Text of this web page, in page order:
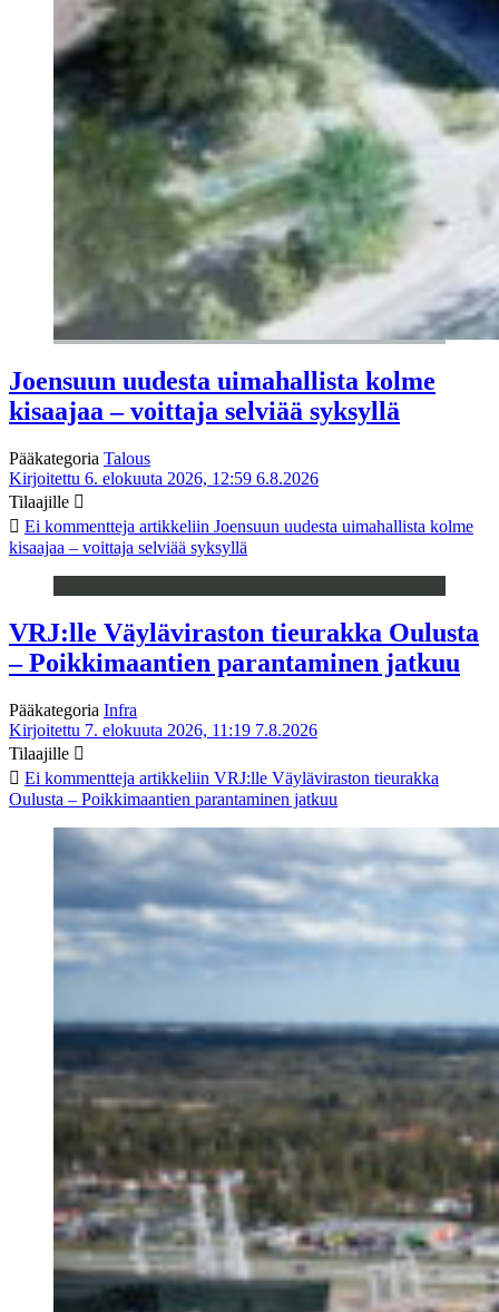
Joensuun uudesta uimahallista kolme
kisaajaa – voittaja selviää syksyllä
Pääkategoria Talous
Kirjoitettu 6. elokuuta 2026, 12:59 6.8.2026
Tilaajille
Ei kommentteja artikkeliin Joensuun uudesta uimahallista kolme
kisaajaa – voittaja selviää syksyllä
VRJ:lle Väyläviraston tieurakka Oulusta
– Poikkimaantien parantaminen jatkuu
Pääkategoria Infra
Kirjoitettu 7. elokuuta 2026, 11:19 7.8.2026
Tilaajille
Ei kommentteja artikkeliin VRJ:lle Väyläviraston tieurakka
Oulusta – Poikkimaantien parantaminen jatkuu